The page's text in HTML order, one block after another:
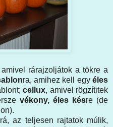
amivel rárajzoljátok a tökre a
ra, amihez kell egyéles
cellux, amivel rögzítitek
vékony, éles késre (de
az teljesen rajtatok múlik,